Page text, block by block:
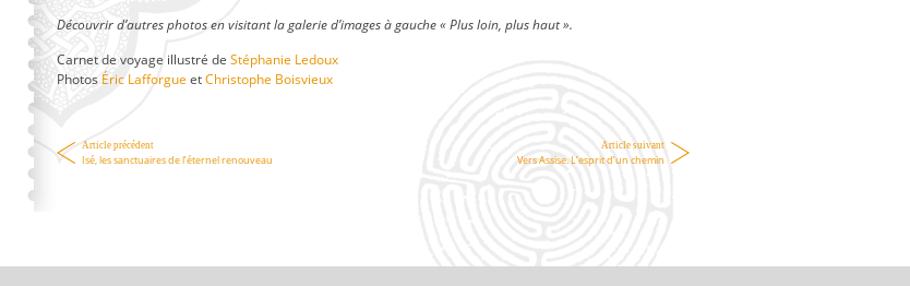
Découvrir d’autres photos en visitant la galerie d’images à gauche « Plus loin, plus haut ».
Carnet de voyage illustré de Stéphanie Ledoux
Photos Éric Lafforgue etChristophe Boisvieux
Article précédent
Isé, les sanctuaires de l’éternel renouveau
Article suivant
Vers Assise. L’esprit d’un chemin